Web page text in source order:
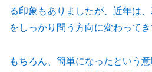
る印象もありましたが、近年は
をしっかり問う方向に変わって
もちろん、簡単になったという意